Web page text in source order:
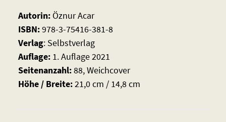
Autorin:Öznur Acar
ISBN:978-3-75416-381-8
Verlag: Selbstverlag
Auflage:1. Auflage 2021
Seitenanzahl:88, Weichcover
Höhe / Breite:21,0 cm / 14,8 cm